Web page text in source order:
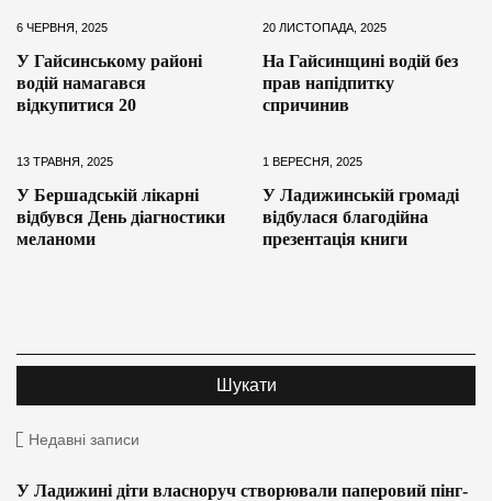
6 ЧЕРВНЯ, 2025
У Гайсинському районі
водій намагався
відкупитися 20
20 ЛИСТОПАДА, 2025
На Гайсинщині водій без
прав напідпитку
спричинив
13 ТРАВНЯ, 2025
У Бершадській лікарні
відбувся День діагностики
меланоми
1 ВЕРЕСНЯ, 2025
У Ладижинській громаді
відбулася благодійна
презентація книги
Недавні записи
У Ладижині діти власноруч створювали паперовий пінг-